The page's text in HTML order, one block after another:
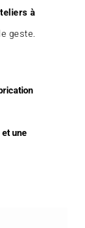
à
geste.
une